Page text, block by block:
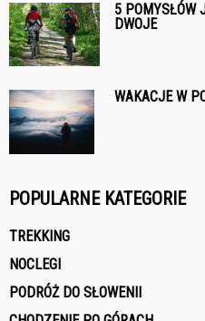
5 POMYSŁÓW
DWOJE
WAKACJE W
POPULARNE KATEGORIE
TREKKING
NOCLEGI
PODRÓŻ DO SŁOWENII